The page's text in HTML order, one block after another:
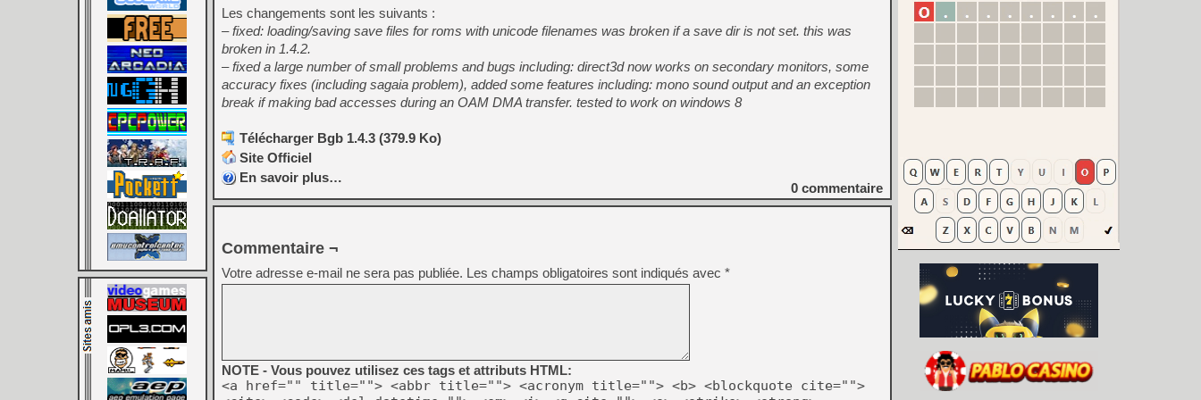
Les changements sont les suivants :
– fixed: loading/saving save files for roms with unicode filenames was broken if a save dir is not set. this was
broken in 1.4.2.
– fixed a large number of small problems and bugs including: direct3d now works on secondary monitors, some
accuracy fixes (including sagaia problem), added some features including: mono sound output and an exception
break if making bad accesses during an OAM DMA transfer. tested to work on windows 8
Télécharger Bgb 1.4.3 (379.9 Ko)
Site Officiel
En savoir plus…
0 commentaire
Commentaire ¬
Votre adresse e-mail ne sera pas publiée. Les champs obligatoires sont indiqués avec *
NOTE - Vous pouvez utilisez ces tags et attributs HTML:
<a href="" title=""> <abbr title=""> <acronym title=""> <b> <blockquote cite="">